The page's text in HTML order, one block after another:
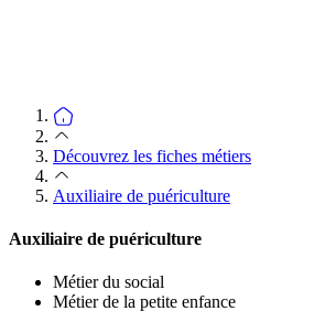
Découvrez les fiches métiers
Auxiliaire de puériculture
Auxiliaire de puériculture
Métier du social
Métier de la petite enfance